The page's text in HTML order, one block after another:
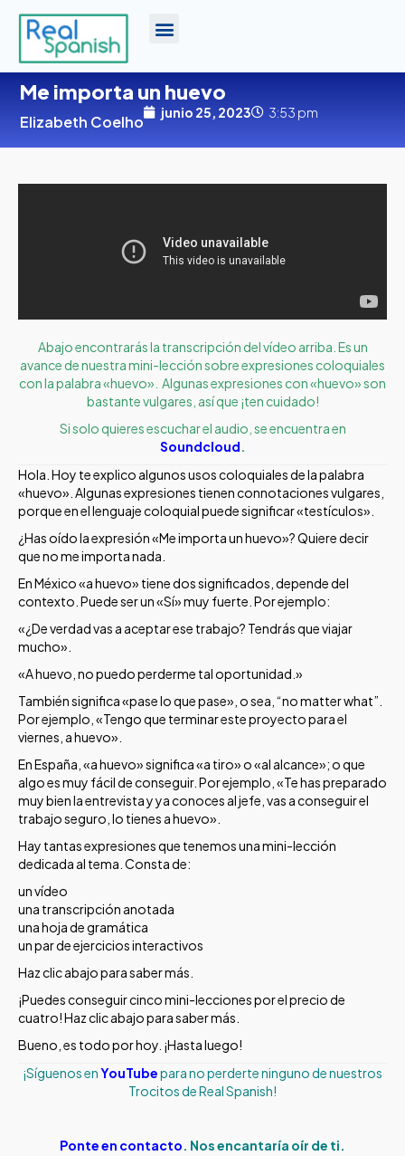
Me importa un huevo
Elizabeth Coelho junio 25, 2023 3:53 pm
Abajo encontrarás la transcripción del vídeo arriba. Es un
avance de nuestra mini-lección sobre expresiones coloquiales
con la palabra «huevo». Algunas expresiones con «huevo» son
bastante vulgares, así que ¡ten cuidado!
Si solo quieres escuchar el audio, se encuentra en
Soundcloud.
Hola. Hoy te explico algunos usos coloquiales de la palabra
«huevo». Algunas expresiones tienen connotaciones vulgares,
porque en el lenguaje coloquial puede significar «testículos».
¿Has oído la expresión «Me importa un huevo»? Quiere decir
que no me importa nada.
En México «a huevo» tiene dos significados, depende del
contexto. Puede ser un «Sí» muy fuerte. Por ejemplo:
«¿De verdad vas a aceptar ese trabajo? Tendrás que viajar
mucho».
«A huevo, no puedo perderme tal oportunidad.»
También significa «pase lo que pase», o sea, “no matter what”.
Por ejemplo, «Tengo que terminar este proyecto para el
viernes, a huevo».
En España, «a huevo» significa «a tiro» o «al alcance»; o que
algo es muy fácil de conseguir. Por ejemplo, «Te has preparado
muy bien la entrevista y ya conoces al jefe, vas a conseguir el
trabajo seguro, lo tienes a huevo».
Hay tantas expresiones que tenemos una mini-lección
dedicada al tema. Consta de:
un vídeo
una transcripción anotada
una hoja de gramática
un par de ejercicios interactivos
Haz clic abajo para saber más.
¡Puedes conseguir cinco mini-lecciones por el precio de
cuatro! Haz clic abajo para saber más.
Bueno, es todo por hoy. ¡Hasta luego!
¡Síguenos enYouTubepara no perderte ninguno de nuestros
Trocitos de Real Spanish!
Ponte en contacto. Nos encantaría oír de ti.